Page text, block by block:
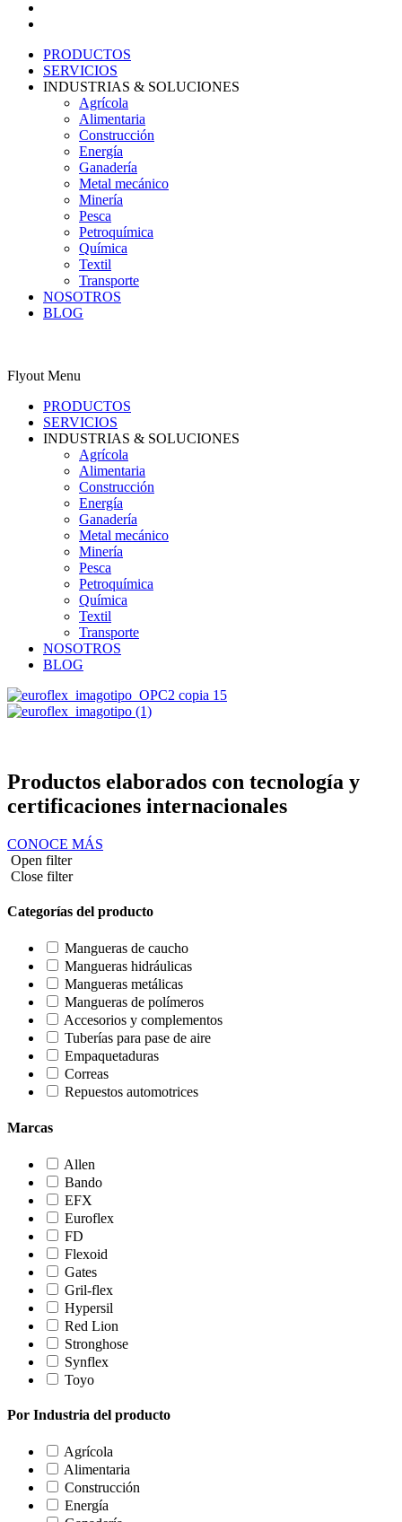
PRODUCTOS
SERVICIOS
INDUSTRIAS & SOLUCIONES
Agrícola
Alimentaria
Construcción
Energía
Ganadería
Metal mecánico
Minería
Pesca
Petroquímica
Química
Textil
Transporte
NOSOTROS
BLOG
Flyout Menu
PRODUCTOS
SERVICIOS
INDUSTRIAS & SOLUCIONES
Agrícola
Alimentaria
Construcción
Energía
Ganadería
Metal mecánico
Minería
Pesca
Petroquímica
Química
Textil
Transporte
NOSOTROS
BLOG
Productos elaborados con tecnología y
certificaciones internacionales
CONOCE MÁS
Open filter
Close filter
Categorías del producto
Mangueras de caucho
Mangueras hidráulicas
Mangueras metálicas
Mangueras de polímeros
Accesorios y complementos
Tuberías para pase de aire
Empaquetaduras
Correas
Repuestos automotrices
Marcas
Allen
Bando
EFX
Euroflex
FD
Flexoid
Gates
Gril-flex
Hypersil
Red Lion
Stronghose
Synflex
Toyo
Por Industria del producto
Agrícola
Alimentaria
Construcción
Energía